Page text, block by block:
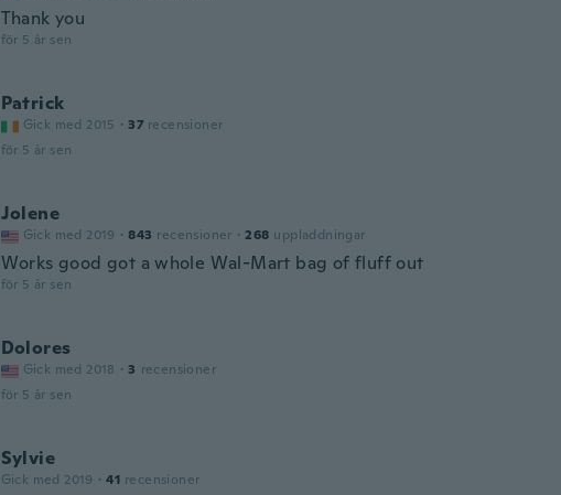
Thank you
för 5 år sen
Patrick
Gick med 2015 · 37 recensioner
för 5 år sen
Jolene
Gick med 2019 · 843 recensioner · 268 uppladdningar
Works good got a whole Wal-Mart bag of fluff out
för 5 år sen
Dolores
Gick med 2018 · 3 recensioner
för 5 år sen
Sylvie
Gick med 2019 · 41 recensioner